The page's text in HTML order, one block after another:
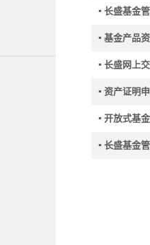
▪ 长盛基金
▪ 基金产品
▪ 长盛网上
▪ 资产证明
▪ 开放式基
▪ 长盛基金